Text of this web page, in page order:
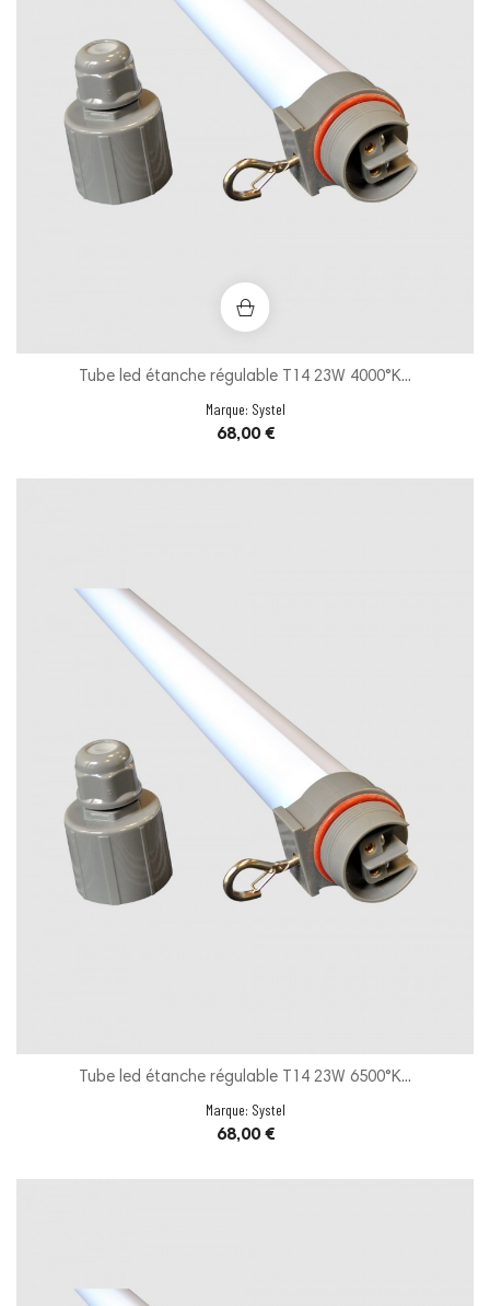
Tube led étanche régulable T14 23W 4000°K...
Marque: Systel
Prix
68,00 €
Tube led étanche régulable T14 23W 6500°K...
Marque: Systel
Prix
68,00 €